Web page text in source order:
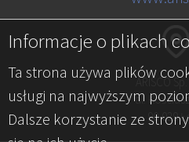
Informacje o plikach
Ta strona używa plików
usługi na najwyższym
Dalsze korzystanie ze
ARISCO
al.
90-029